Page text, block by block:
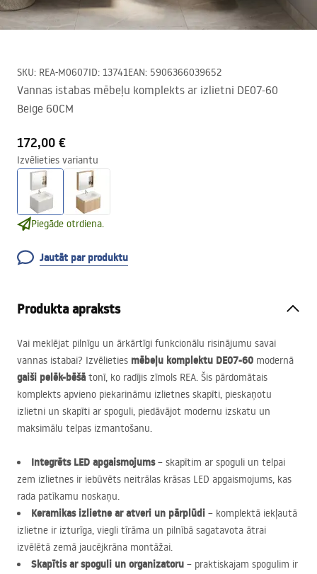
SKU: REA-M0607ID: 13741EAN: 5906366039652
Vannas istabas mēbeļu komplekts ar izlietni DE07-60
Beige 60CM
172,00 €
Izvēlieties variantu
Piegāde otrdiena.
Jautāt par produktu
Produkta apraksts
Vai meklējat pilnīgu un ārkārtīgi funkcionālu risinājumu savai
vannas istabai? Izvēlieties mēbeļu komplektu DE07-60 modernā
gaiši pelēk-bēšā tonī, ko radījis zīmols REA. Šis pārdomātais
komplekts apvieno piekarināmu izlietnes skapīti, pieskaņotu
izlietni un skapīti ar spoguli, piedāvājot modernu izskatu un
maksimālu telpas izmantošanu.
Integrēts LED apgaismojums– skapītim ar spoguli un telpai
zem izlietnes ir iebūvēts neitrālas krāsas LED apgaismojums, kas
rada patīkamu noskaņu.
Keramikas izlietne ar atveri un pārplūdi – komplektā iekļautā
izlietne ir izturīga, viegli tīrāma un pilnībā sagatavota ātrai
izvēlētā zemā jaucējkrāna montāžai.
Skapītis ar spoguli un organizatoru – praktiskajam spogulim ir